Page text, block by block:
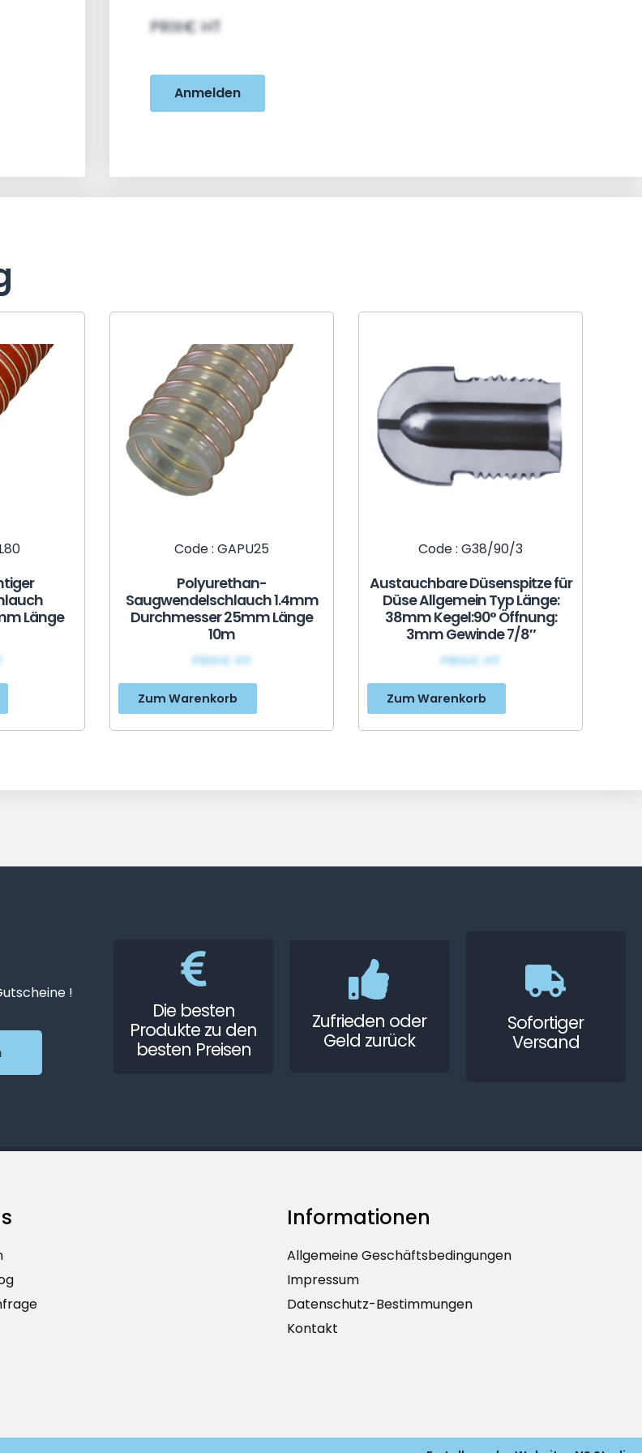
PRIX€ HT
Anmelden
Länge
Code : GAPU25
Polyurethan-
Saugwendelschlauch 1.4mm
Durchmesser 25mm Länge
10m
PRIX€ HT
Zum Warenkorb
Code : G38/90/3
Austauchbare Düsenspitze für
Düse Allgemein Typ Länge:
38mm Kegel:90° Öffnung:
3mm Gewinde 7/8″
PRIX€ HT
Zum Warenkorb
!
Die besten
Produkte zu den
besten Preisen
Zufrieden oder
Geld zurück
Sofortiger
Versand
Informationen
Allgemeine Geschäftsbedingungen
Impressum
Datenschutz-Bestimmungen
Kontakt